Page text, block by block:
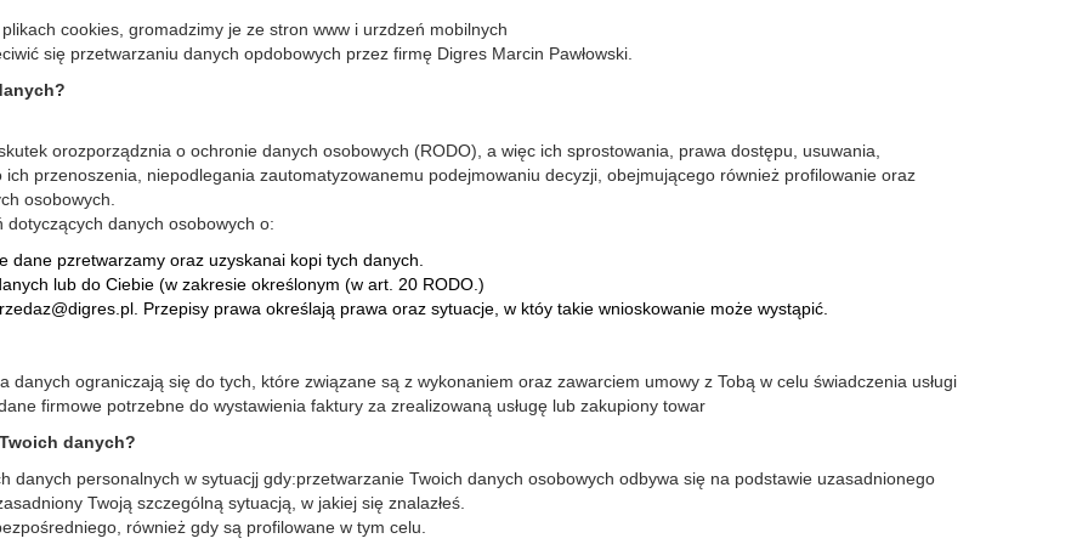
cookies, gromadzimy je ze stron www i urzdzeń mobilnych
się przetwarzaniu danych opdobowych przez firmę Digres Marcin Pawłowski.
orozporządznia o ochronie danych osobowych (RODO), a więc ich sprostowania, prawa dostępu, usuwania,
przenoszenia, niepodlegania zautomatyzowanemu podejmowaniu decyzji, obejmującego również profilowanie oraz
osobowych.
dotyczących danych osobowych o:
pzretwarzamy oraz uzyskanai kopi tych danych.
lub do Ciebie (w zakresie określonym (w art. 20 RODO.)
Przepisy prawa określają prawa oraz sytuacje, w któy takie wnioskowanie może wystąpić.
ograniczają się do tych, które związane są z wykonaniem oraz zawarciem umowy z Tobą w celu świadczenia usługi
firmowe potrzebne do wystawienia faktury za zrealizowaną usługę lub zakupiony towar
danych?
danych personalnych w sytuacjj gdy:przetwarzanie Twoich danych osobowych odbywa się na podstawie uzasadnionego
Twoją szczególną sytuacją, w jakiej się znalazłeś.
również gdy są profilowane w tym celu.